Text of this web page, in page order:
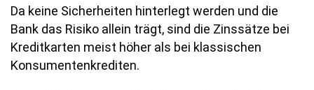
Da keine Sicherheiten hinterlegt werden und die
Bank das Risiko allein trägt, sind die Zinssätze bei
Kreditkarten meist höher als bei klassischen
Konsumentenkrediten.